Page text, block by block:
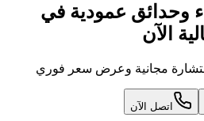
وحدائق عمودية في
الآن
مجانية وعرض سعر فوري
اتصل الآن